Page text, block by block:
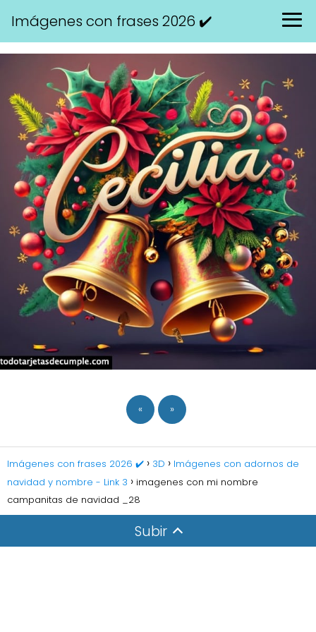
Imágenes con frases 2026 ✔️
« »
Imágenes con frases 2026 ✔️ 3D
Imágenes con adornos de
navidad y nombre - Link 3
imagenes con mi nombre
campanitas de navidad _28
Subir